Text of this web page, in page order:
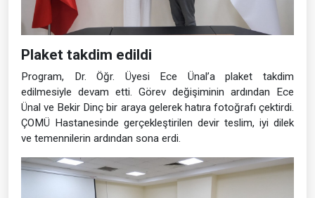
Plaket takdim edildi
Program, Dr. Öğr. Üyesi Ece Ünal’a plaket takdim
edilmesiyle devam etti. Görev değişiminin ardından Ece
Ünal ve Bekir Dinç bir araya gelerek hatıra fotoğrafı çektirdi.
ÇOMÜ Hastanesinde gerçekleştirilen devir teslim, iyi dilek
ve temennilerin ardından sona erdi.